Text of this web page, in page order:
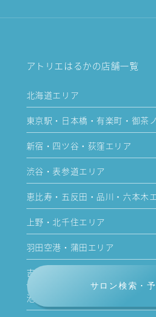
サロン検索・
アトリエはるかの店舗一覧
北海道エリア
東京駅・日本橋・有楽町・御茶
新宿・四ツ谷・荻窪エリア
渋谷・表参道エリア
恵比寿・五反田・品川・六本木
上野・北千住エリア
羽田空港・蒲田エリア
吉祥寺・立川・町田エリア
池袋・赤羽エリア